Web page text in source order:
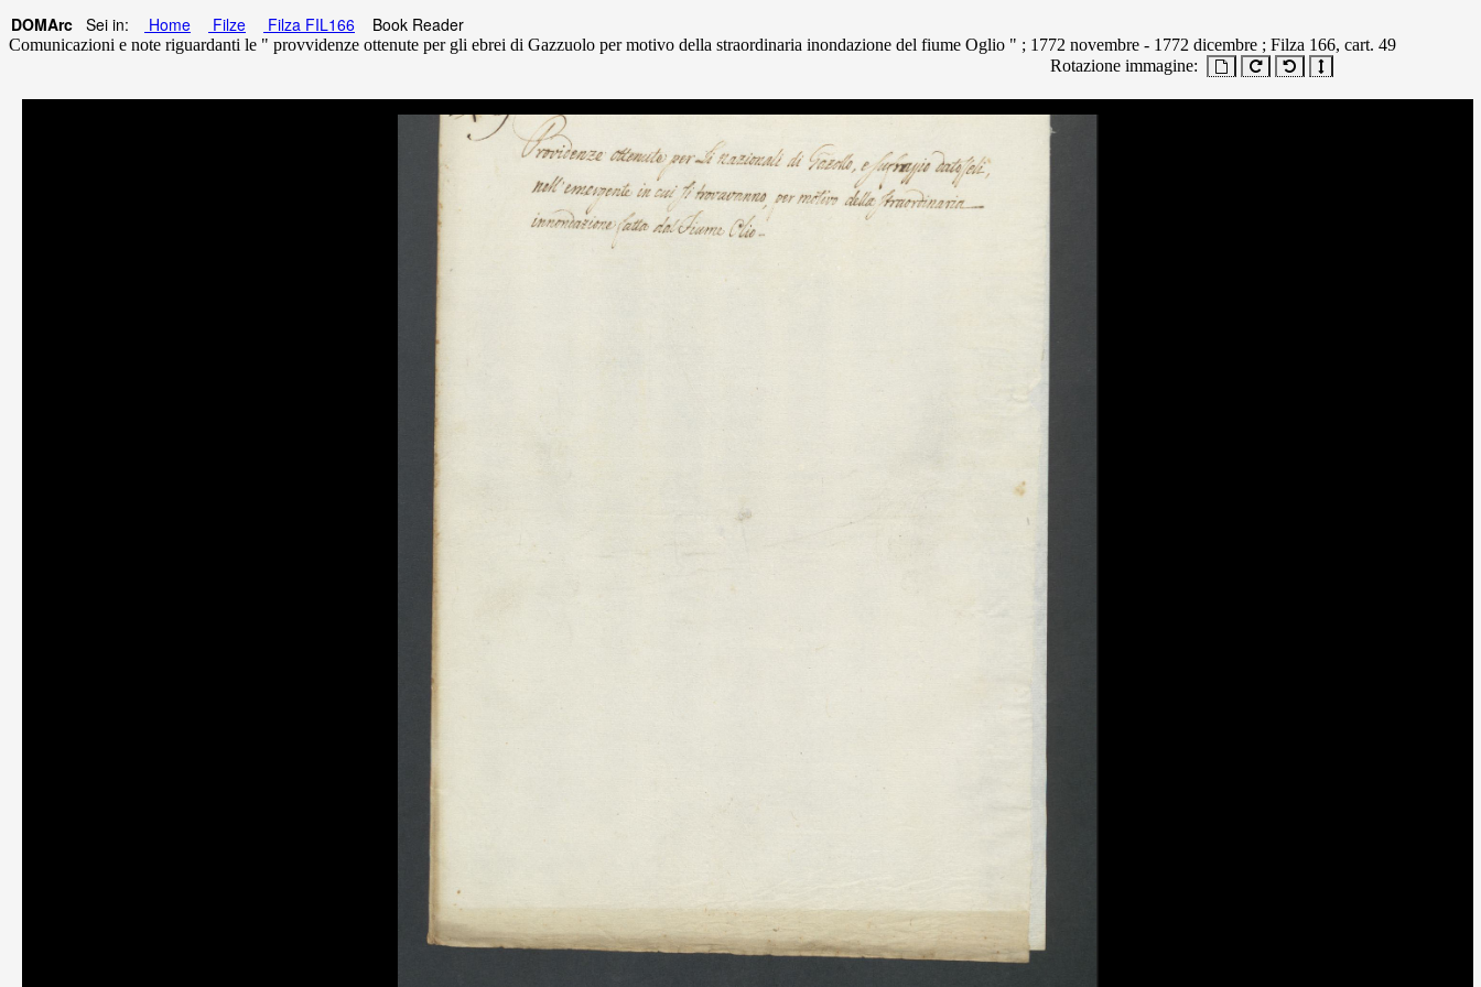
DOMArc Sei in: Home Filze Filza FIL166 Book Reader
Comunicazioni e note riguardanti le " provvidenze ottenute per gli ebrei di Gazzuolo per motivo della straordinaria inondazione del fiume Oglio " ; 1772 novembre - 1772 dicembre ; Filza 166, cart. 49
Rotazione immagine: